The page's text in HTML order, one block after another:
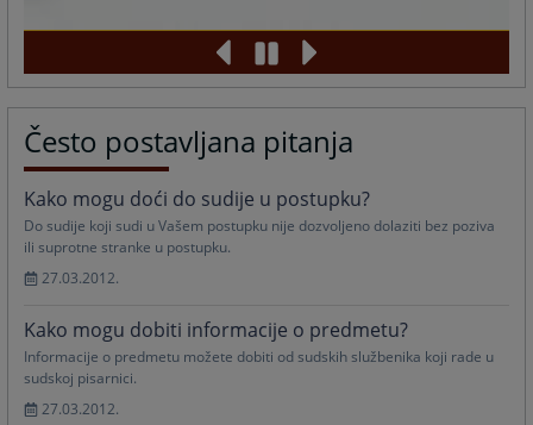
Često postavljana pitanja
Kako mogu doći do sudije u postupku?
Do sudije koji sudi u Vašem postupku nije dozvoljeno dolaziti bez poziva
ili suprotne stranke u postupku.
27.03.2012.
Kako mogu dobiti informacije o predmetu?
Informacije o predmetu možete dobiti od sudskih službenika koji rade u
sudskoj pisarnici.
27.03.2012.